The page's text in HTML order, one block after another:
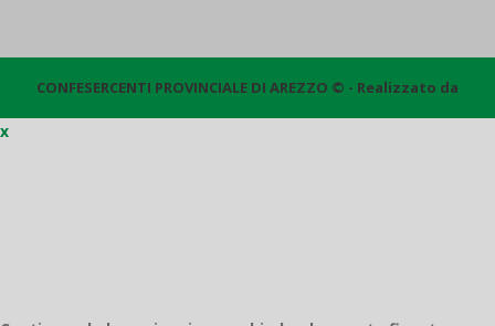
CONFESERCENTI PROVINCIALE DI AREZZO © - Realizzato da
x